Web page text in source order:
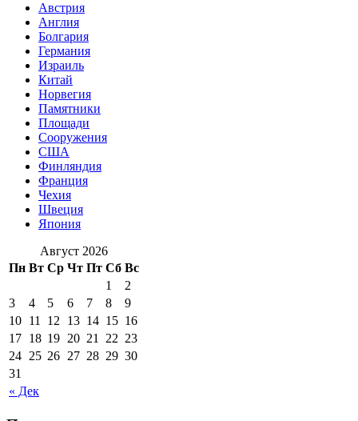
Австрия
Англия
Болгария
Германия
Израиль
Китай
Норвегия
Памятники
Площади
Сооружения
США
Финляндия
Франция
Чехия
Швеция
Япония
Август 2026
Пн Вт Ср Чт Пт Сб Вс
« Дек
1
2
3
4 5 6 7 8
9
10 11 12 13 14 15 16
17 18 19 20 21 22 23
24 25 26 27 28 29 30
31